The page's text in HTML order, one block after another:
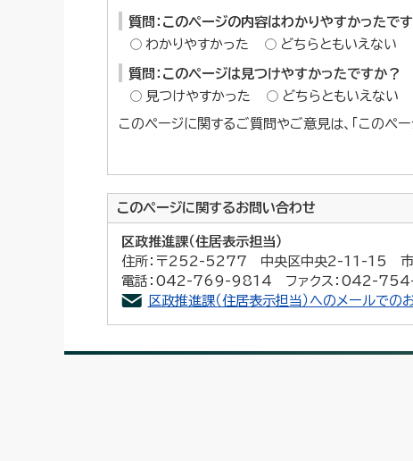
質問：このページの内容はわかりやすかったで
わかりやすかった
どちらともいえない
質問：このページは見つけやすかったですか？
見つけやすかった
どちらともいえない
このページに関するご質問やご意見は、「このペ
このページに関するお問い合わせ
区政推進課（住居表示担当）
住所：〒252-5277 中央区中央2-11-15 市
電話：042-769-9814 ファクス：042-
区政推進課（住居表示担当）へのメールでの